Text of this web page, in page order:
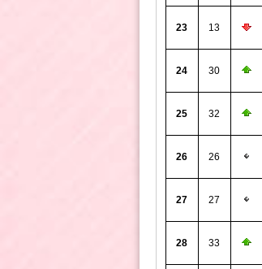
23 13
24 30
25 32
26 26
27 27
28 33